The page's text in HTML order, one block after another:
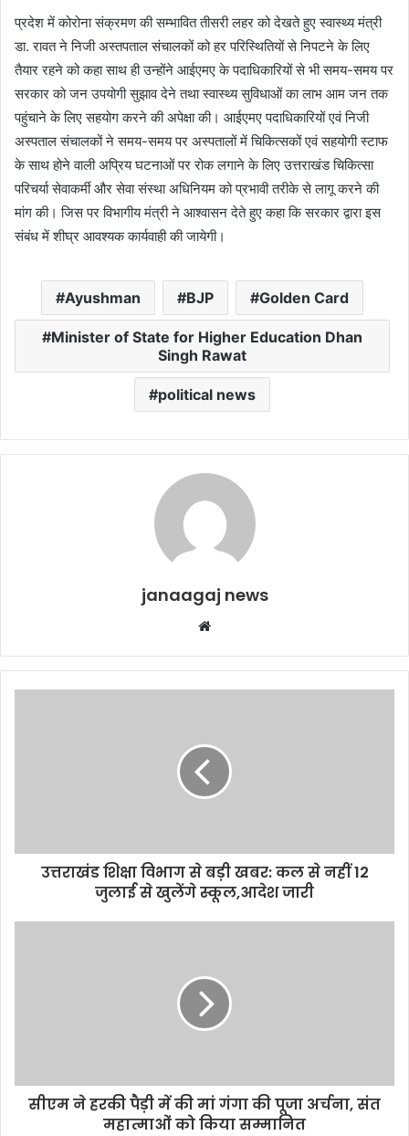
प्रदेश में कोरोना संक्रमण की सम्भावित तीसरी लहर को देखते हुए स्वास्थ्य मंत्री
डा. रावत ने निजी अस्तपताल संचालकों को हर परिस्थितियों से निपटने के लिए
तैयार रहने को कहा साथ ही उन्होंने आईएमए के पदाधिकारियों से भी समय-समय पर
सरकार को जन उपयोगी सुझाव देने तथा स्वास्थ्य सुविधाओं का लाभ आम जन तक
पहुंचाने के लिए सहयोग करने की अपेक्षा की। आईएमए पदाधिकारियों एवं निजी
अस्पताल संचालकों ने समय-समय पर अस्पतालों में चिकित्सकों एवं सहयोगी स्टाफ
के साथ होने वाली अप्रिय घटनाओं पर रोक लगाने के लिए उत्तराखंड चिकित्सा
परिचर्या सेवाकर्मी और सेवा संस्था अधिनियम को प्रभावी तरीके से लागू करने की
मांग की। जिस पर विभागीय मंत्री ने आश्वासन देते हुए कहा कि सरकार द्वारा इस
संबंध में शीघ्र आवश्यक कार्यवाही की जायेगी।
Ayushman BJP Golden Card
Minister of State for Higher Education Dhan
Singh Rawat
political news
janaagaj news
Website
उत्तराखंड शिक्षा विभाग से बड़ी खबर: कल से नहीं 12
जुलाई से खुलेंगे स्कूल,आदेश जारी
सीएम ने हरकी पैड़ी में की मां गंगा की पूजा अर्चना, संत
महात्माओं को किया सम्मानित